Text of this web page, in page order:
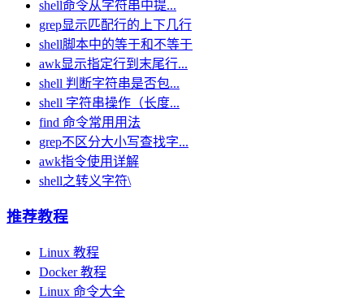
shell命令从字符串中提...
grep显示匹配行的上下几行
shell脚本中的等于和不等于
awk显示指定行到末尾行...
shell 判断字符串是否包...
shell 字符串操作（长度...
find 命令常用用法
grep不区分大小写查找字...
awk指令使用详解
shell之转义字符\
推荐教程
Linux 教程
Docker 教程
Linux 命令大全